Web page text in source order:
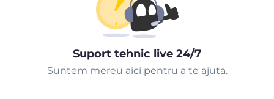
Suport tehnic live 24/7
Suntem mereu aici pentru a te ajuta.